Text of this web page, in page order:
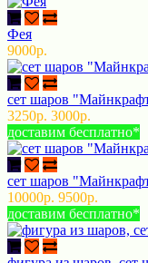
Фея
9000р.
сет шаров
3250р. 3000р.
доставим бесплатно*
сет шаров
10000р. 9500р.
доставим бесплатно*